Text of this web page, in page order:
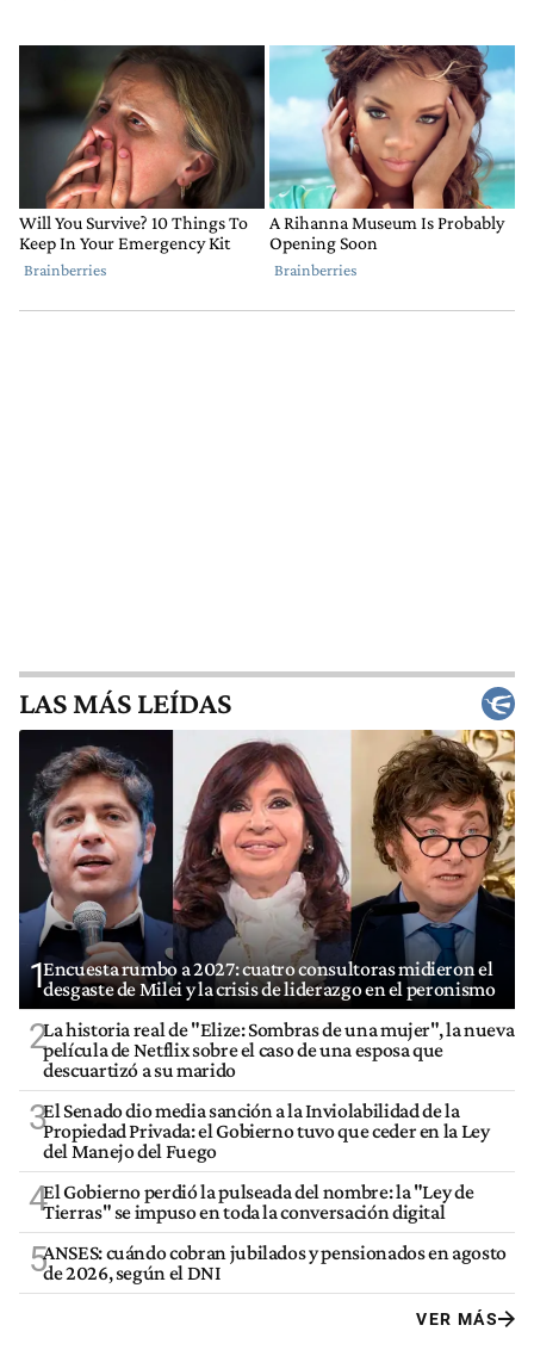
LAS MÁS LEÍDAS
1Encuesta rumbo a 2027: cuatro consultoras midieron el
desgaste de Milei y la crisis de liderazgo en el peronismo
2La historia real de "Elize: Sombras de una mujer", la nueva
película de Netflix sobre el caso de una esposa que
descuartizó a su marido
3El Senado dio media sanción a la Inviolabilidad de la
Propiedad Privada: el Gobierno tuvo que ceder en la Ley
del Manejo del Fuego
4El Gobierno perdió la pulseada del nombre: la "Ley de
Tierras" se impuso en toda la conversación digital
5ANSES: cuándo cobran jubilados y pensionados en agosto
de 2026, según el DNI
VER MÁS